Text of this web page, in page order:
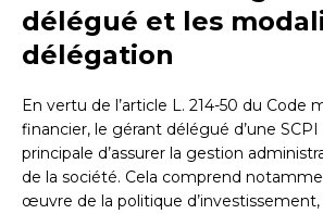
délégué et les
délégation
En vertu de l’article L. 214-50 du Code
financier, le gérant délégué d’une
principale d’assurer la gestion
de la société. Cela comprend
œuvre de la politique